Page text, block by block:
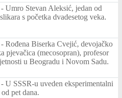
- Umro Stevan Aleksić, jedan od
s početka dvadesetog veka.
- Rođena Biserka Cvejić, devojačko
pjevačica (mecosopran), profesor
u Beogradu i Novom Sadu.
- U SSSR-u uveden eksperimentalni
pet dana.